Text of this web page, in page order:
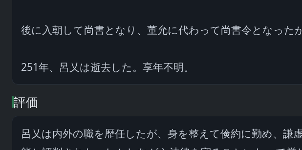
後に入朝して尚書となり、董允に代わって尚書令となった
251年、呂乂は逝去した。享年不明。
評価
呂乂は内外の職を歴任したが、身を整えて倹約に勤め、